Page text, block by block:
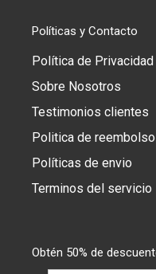
Políticas y Contacto
Política de Privacidad
Sobre Nosotros
Testimonios clientes
Politica de reembolso
Políticas de envio
Terminos del servicio
Obtén 50% de